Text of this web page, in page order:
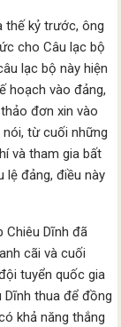
thế kỷ trước, ông
cho Câu lạc bộ
lạc bộ này hiện
hoạch vào đảng,
đơn xin vào
từ cuối những
và tham gia bất
đảng, điều này
Chiêu Dĩnh đã
cãi và cuối
tuyển quốc gia
Dĩnh thua để đồng
khả năng thắng